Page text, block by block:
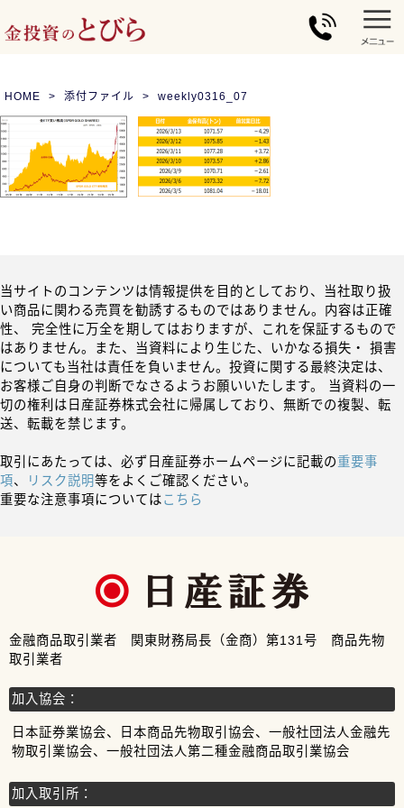
HOME 添付ファイル weekly0316_07
当サイトのコンテンツは情報提供を目的としており、当社取り扱
い商品に関わる売買を勧誘するものではありません。内容は正確
性、 完全性に万全を期してはおりますが、これを保証するもので
はありません。また、当資料により生じた、いかなる損失・ 損害
についても当社は責任を負いません。投資に関する最終決定は、
お客様ご自身の判断でなさるようお願いいたします。 当資料の一
切の権利は日産証券株式会社に帰属しており、無断での複製、転
送、転載を禁じます。
取引にあたっては、必ず日産証券ホームページに記載の重要事
項、 リスク説明等をよくご確認ください。
重要な注意事項についてはこちら
金融商品取引業者 関東財務局長（金商）第131号 商品先物
取引業者
加入協会：
日本証券業協会、日本商品先物取引協会、一般社団法人金融先
物取引業協会、一般社団法人第二種金融商品取引業協会
加入取引所：